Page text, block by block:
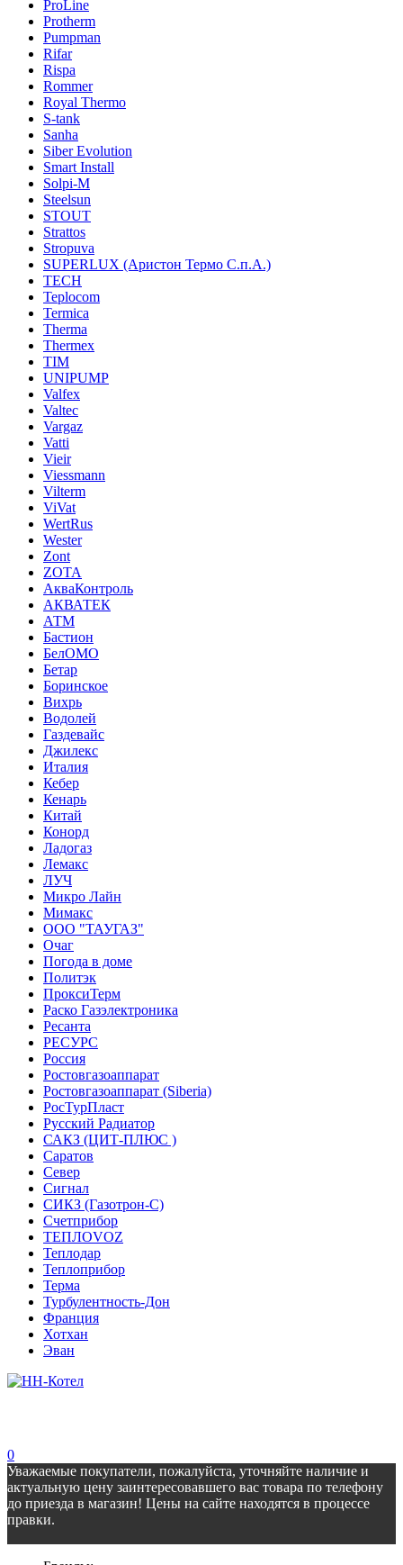
ProLine
Protherm
Pumpman
Rifar
Rispa
Rommer
Royal Thermo
S-tank
Sanha
Siber Evolution
Smart Install
Solpi-M
Steelsun
STOUT
Strattos
Stropuva
SUPERLUX (Аристон Термо С.п.А.)
TECH
Teplocom
Termica
Therma
Thermex
TIM
UNIPUMP
Valfex
Valtec
Vargaz
Vatti
Vieir
Viessmann
Vilterm
ViVat
WertRus
Wester
Zont
ZOTA
АкваКонтроль
АКВАТЕК
АТМ
Бастион
БелОМО
Бетар
Боринское
Вихрь
Водолей
Газдевайс
Джилекс
Италия
Кебер
Кенарь
Китай
Конорд
Ладогаз
Лемакс
ЛУЧ
Микро Лайн
Мимакс
ООО "ТАУГАЗ"
Очаг
Погода в доме
Политэк
ПроксиТерм
Раско Газэлектроника
Ресанта
РЕСУРС
Россия
Ростовгазоаппарат
Ростовгазоаппарат (Siberia)
РосТурПласт
Русский Радиатор
САКЗ (ЦИТ-ПЛЮС )
Саратов
Север
Сигнал
СИКЗ (Газотрон-С)
Счетприбор
ТЕПЛОVOZ
Теплодар
Теплоприбор
Терма
Турбулентность-Дон
Франция
Хотхан
Эван
0
Уважаемые покупатели, пожалуйста, уточняйте наличие и
актуальную цену заинтересовавшего вас товара по телефону
до приезда в магазин! Цены на сайте находятся в процессе
правки.